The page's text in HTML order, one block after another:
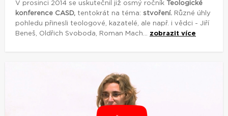
V prosinci 2014 se uskutečnil již osmý ročník Teologické
konference CASD, tentokrát na téma: stvoření. Různé úhly
pohledu přinesli teologové, kazatelé, ale např. i vědci - Jiří
Beneš, Oldřich Svoboda, Roman Mach... zobrazit více